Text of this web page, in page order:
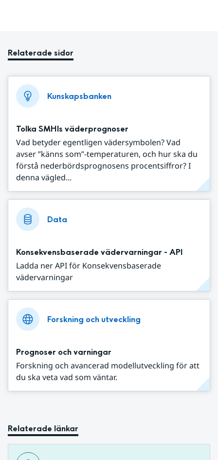
Relaterade sidor
Kunskapsbanken
Tolka SMHIs väderprognoser
Vad betyder egentligen vädersymbolen? Vad
avser ”känns som”-temperaturen, och hur ska du
förstå nederbördsprognosens procentsiffror? I
denna vägled...
Data
Konsekvensbaserade vädervarningar - API
Ladda ner API för Konsekvensbaserade
vädervarningar
Forskning och utveckling
Prognoser och varningar
Forskning och avancerad modellutveckling för att
du ska veta vad som väntar.
Relaterade länkar